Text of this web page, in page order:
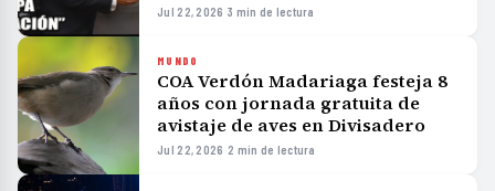
Jul 22, 2026 ·3 min de lectura
MUNDO
COA Verdón Madariaga festeja 8
años con jornada gratuita de
avistaje de aves en Divisadero
Jul 22, 2026 ·2 min de lectura